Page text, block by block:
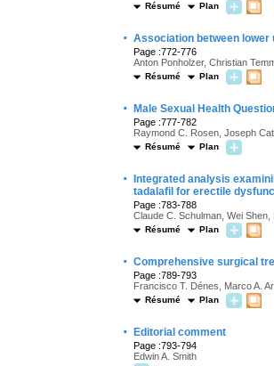
Résumé Plan
· Association between
Page :772-776
Anton Ponholzer, Christian
Résumé Plan
· Male Sexual Health
Page :777-782
Raymond C. Rosen, Joseph
Résumé Plan
·
Integrated analysis
tadalafil for erectile
Page :783-788
Claude C. Schulman, Wei
Résumé Plan
· Comprehensive surgical
Page :789-793
Francisco T. Dénes, Marco A.
Résumé Plan
· Editorial comment
Page :793-794
Edwin A. Smith